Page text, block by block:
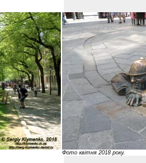
Фото квітня 2018 року.